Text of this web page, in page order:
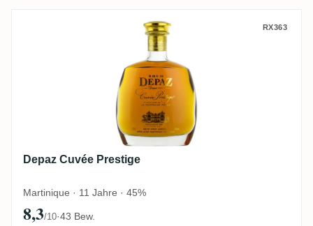
Depaz Cuvée Prestige RX363
Depaz Cuvée Prestige
Martinique · 11 Jahre · 45%
8,3/10·43 Bew.